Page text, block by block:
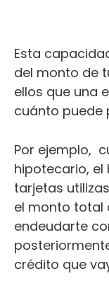
Esta
del monto de
ellos que una
cuánto puede
Por ejemplo,
hipotecario, el
tarjetas
el monto total
endeudarte
crédito que